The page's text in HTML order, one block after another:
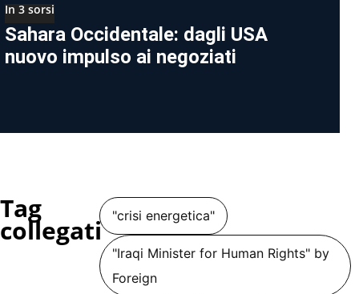
In 3 sorsi
Sahara Occidentale: dagli USA
nuovo impulso ai negoziati
Tag
collegati "crisi energetica"
"Iraqi Minister for Human Rights" by
Foreign